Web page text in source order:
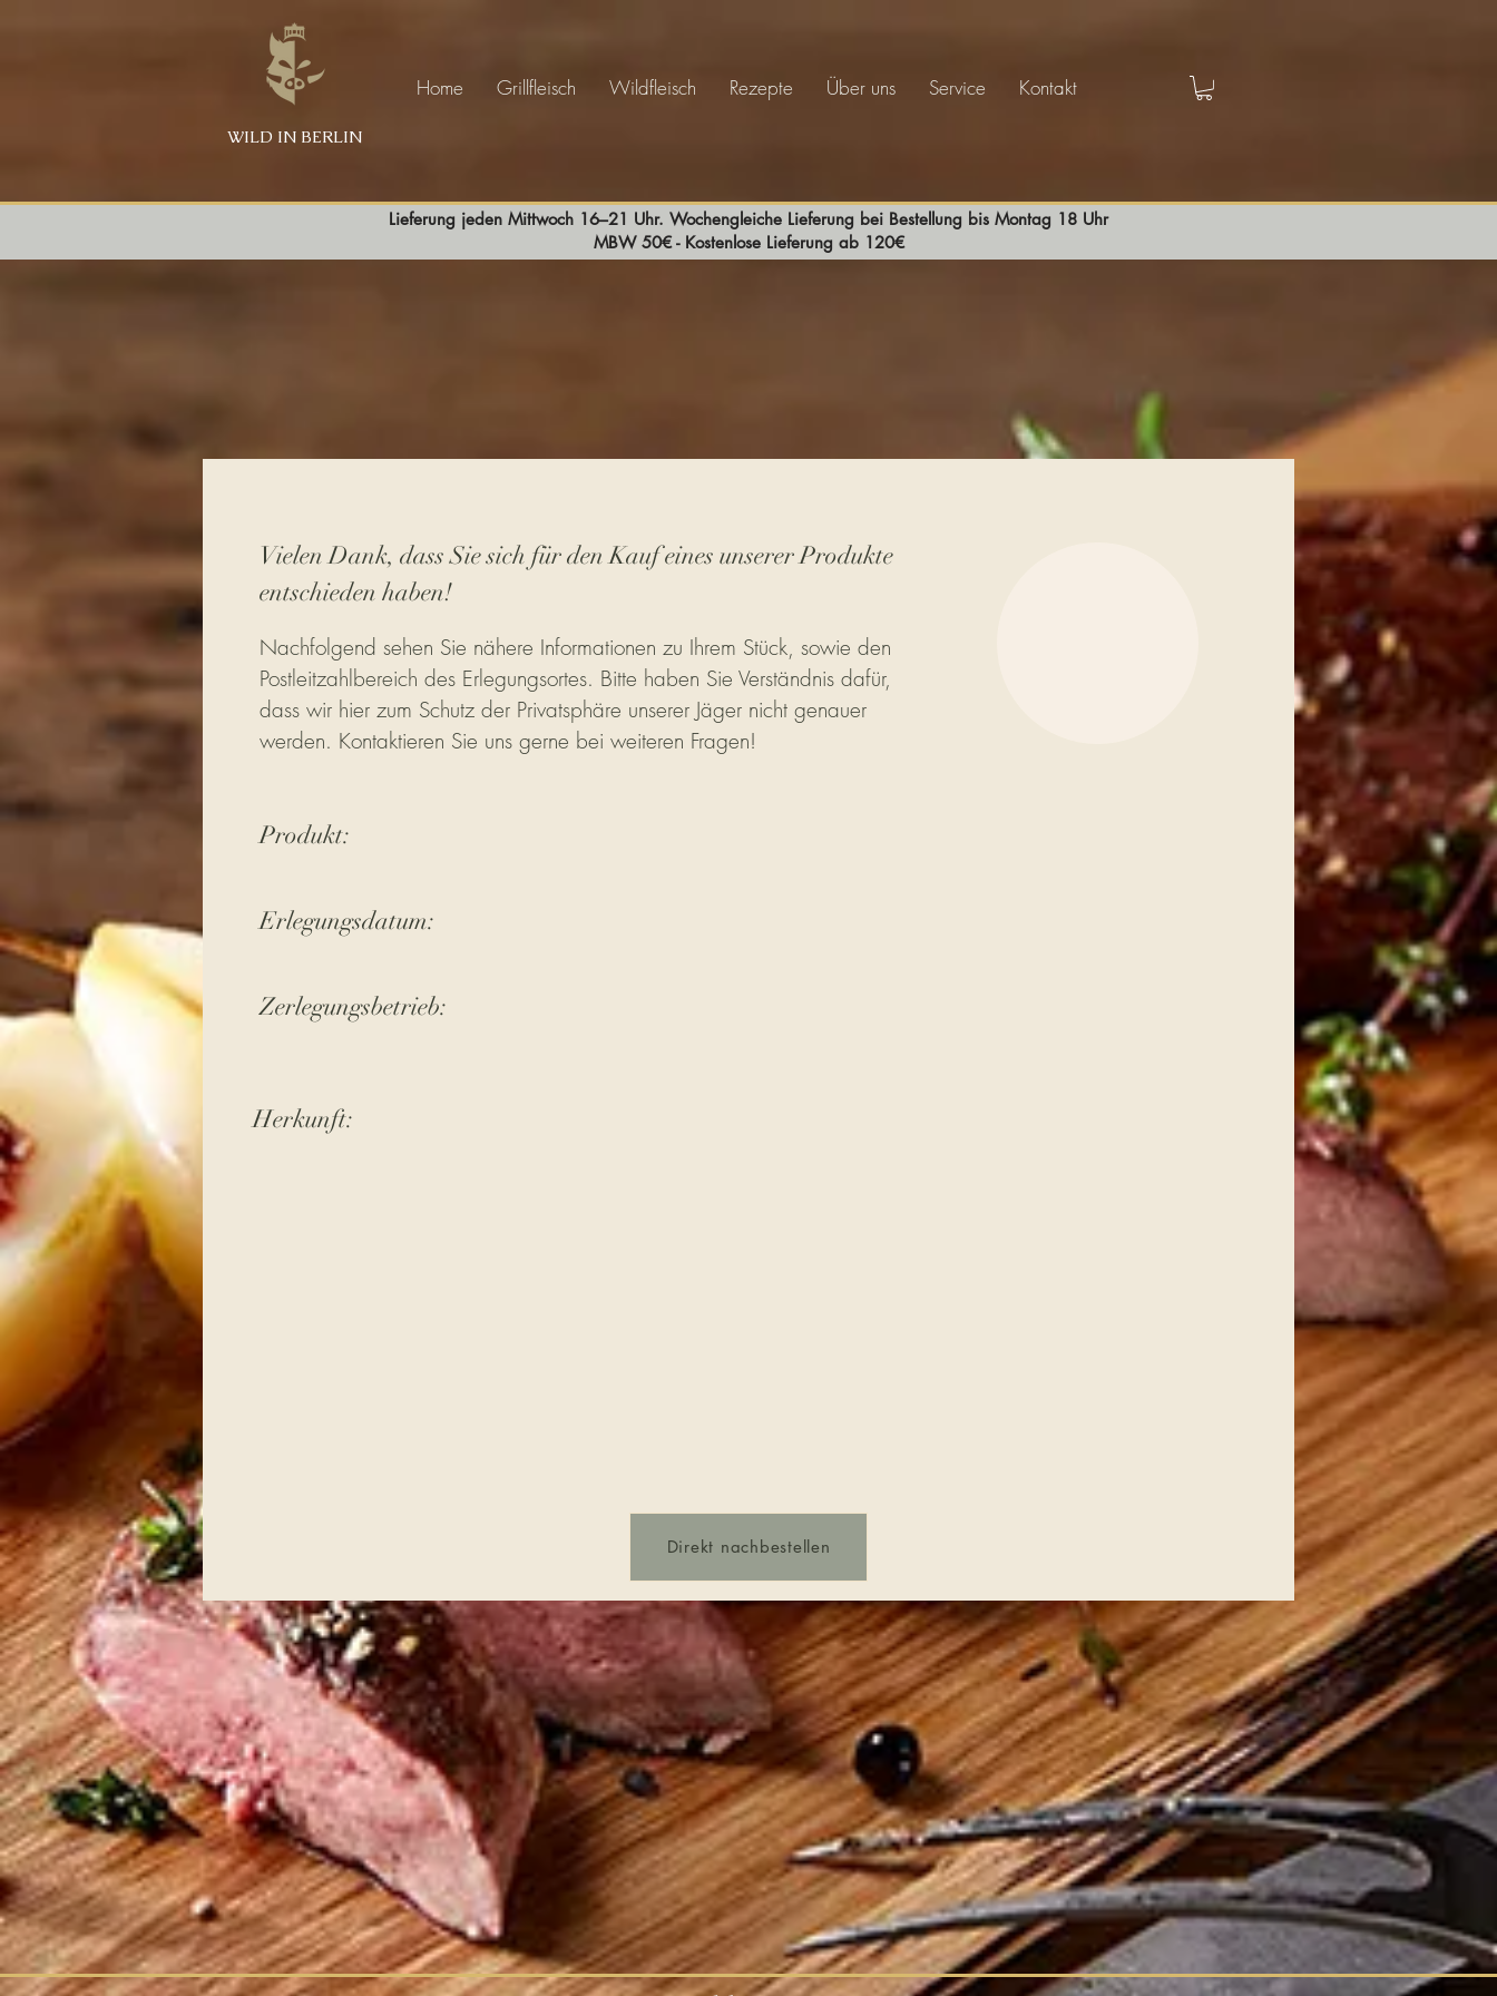
Home Grillfleisch Wildfleisch Rezepte Über uns Service Kontakt
WILD IN BERLIN
Lieferung jeden Mittwoch 16–21 Uhr. Wochengleiche Lieferung bei Bestellung bis Montag 18 Uhr
MBW 50€ - Kostenlose Lieferung ab 120€
Vielen Dank, dass Sie sich für den Kauf eines unserer Produkte
entschieden haben!
Nachfolgend sehen Sie nähere Informationen zu Ihrem Stück, sowie den
Postleitzahlbereich des Erlegungsortes. Bitte haben Sie Verständnis dafür,
dass wir hier zum Schutz der Privatsphäre unserer Jäger nicht genauer
werden. Kontaktieren Sie uns gerne bei weiteren Fragen!
Produkt:
Erlegungsdatum:
Zerlegungsbetrieb:
Herkunft:
Direkt nachbestellen